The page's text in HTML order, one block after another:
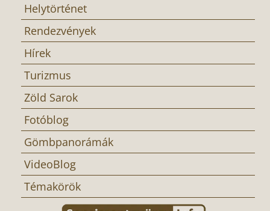
Helytörténet
Rendezvények
Hírek
Turizmus
Zöld Sarok
Fotóblog
Gömbpanorámák
VideoBlog
Témakörök